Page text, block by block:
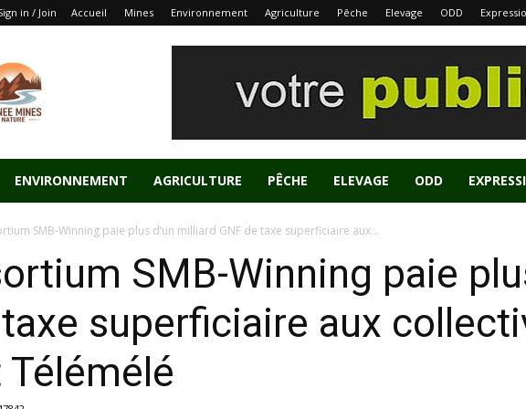
in / Join Accueil Mines Environnement Agriculture Pêche Elevage ODD
ENVIRONNEMENT AGRICULTURE PÊCHE ELEVAGE ODD
SMB-Winning paie plus d’un milliard GNF de taxe superficiaire aux...
SMB-Winning paie
superficiaire aux